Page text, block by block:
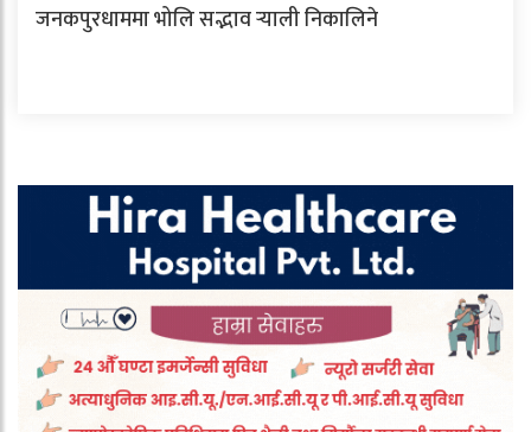
जनकपुरधाममा भोलि सद्भाव र्‍याली निकालिने